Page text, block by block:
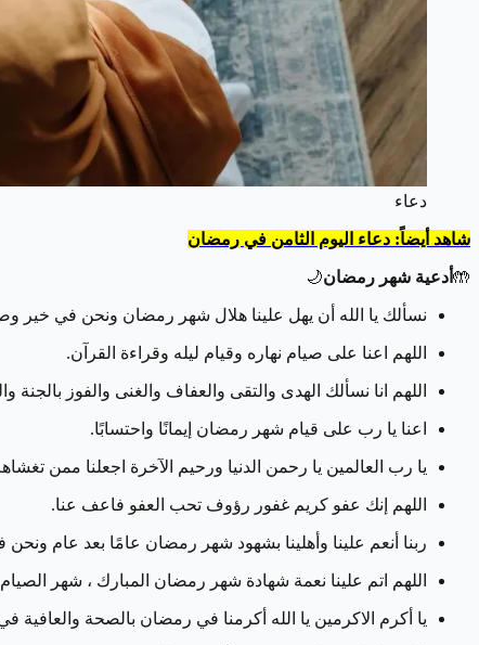
دعاء
شاهد أيضاً: دعاء اليوم الثامن في رمضان
🤲 أدعية شهر رمضان🌙
نسألك يا الله أن يهل علينا هلال شهر رمضان ونحن في خير
اللهم اعنا على صيام نهاره وقيام ليله وقراءة القرآن.
اللهم انا نسألك الهدى والتقى والعفاف والغنى والفوز بالجنة
اعنا يا رب على قيام شهر رمضان إيمانًا واحتسابًا.
يا رب العالمين يا رحمن الدنيا ورحيم الآخرة اجعلنا ممن
اللهم إنك عفو كريم غفور رؤوف تحب العفو فاعف عنا.
ربنا أنعم علينا وأهلينا بشهود شهر رمضان عامًا بعد عام
اللهم اتم علينا نعمة شهادة شهر رمضان المبارك ، شهر
يا أكرم الاكرمين يا الله أكرمنا في رمضان بالصحة والعافية في